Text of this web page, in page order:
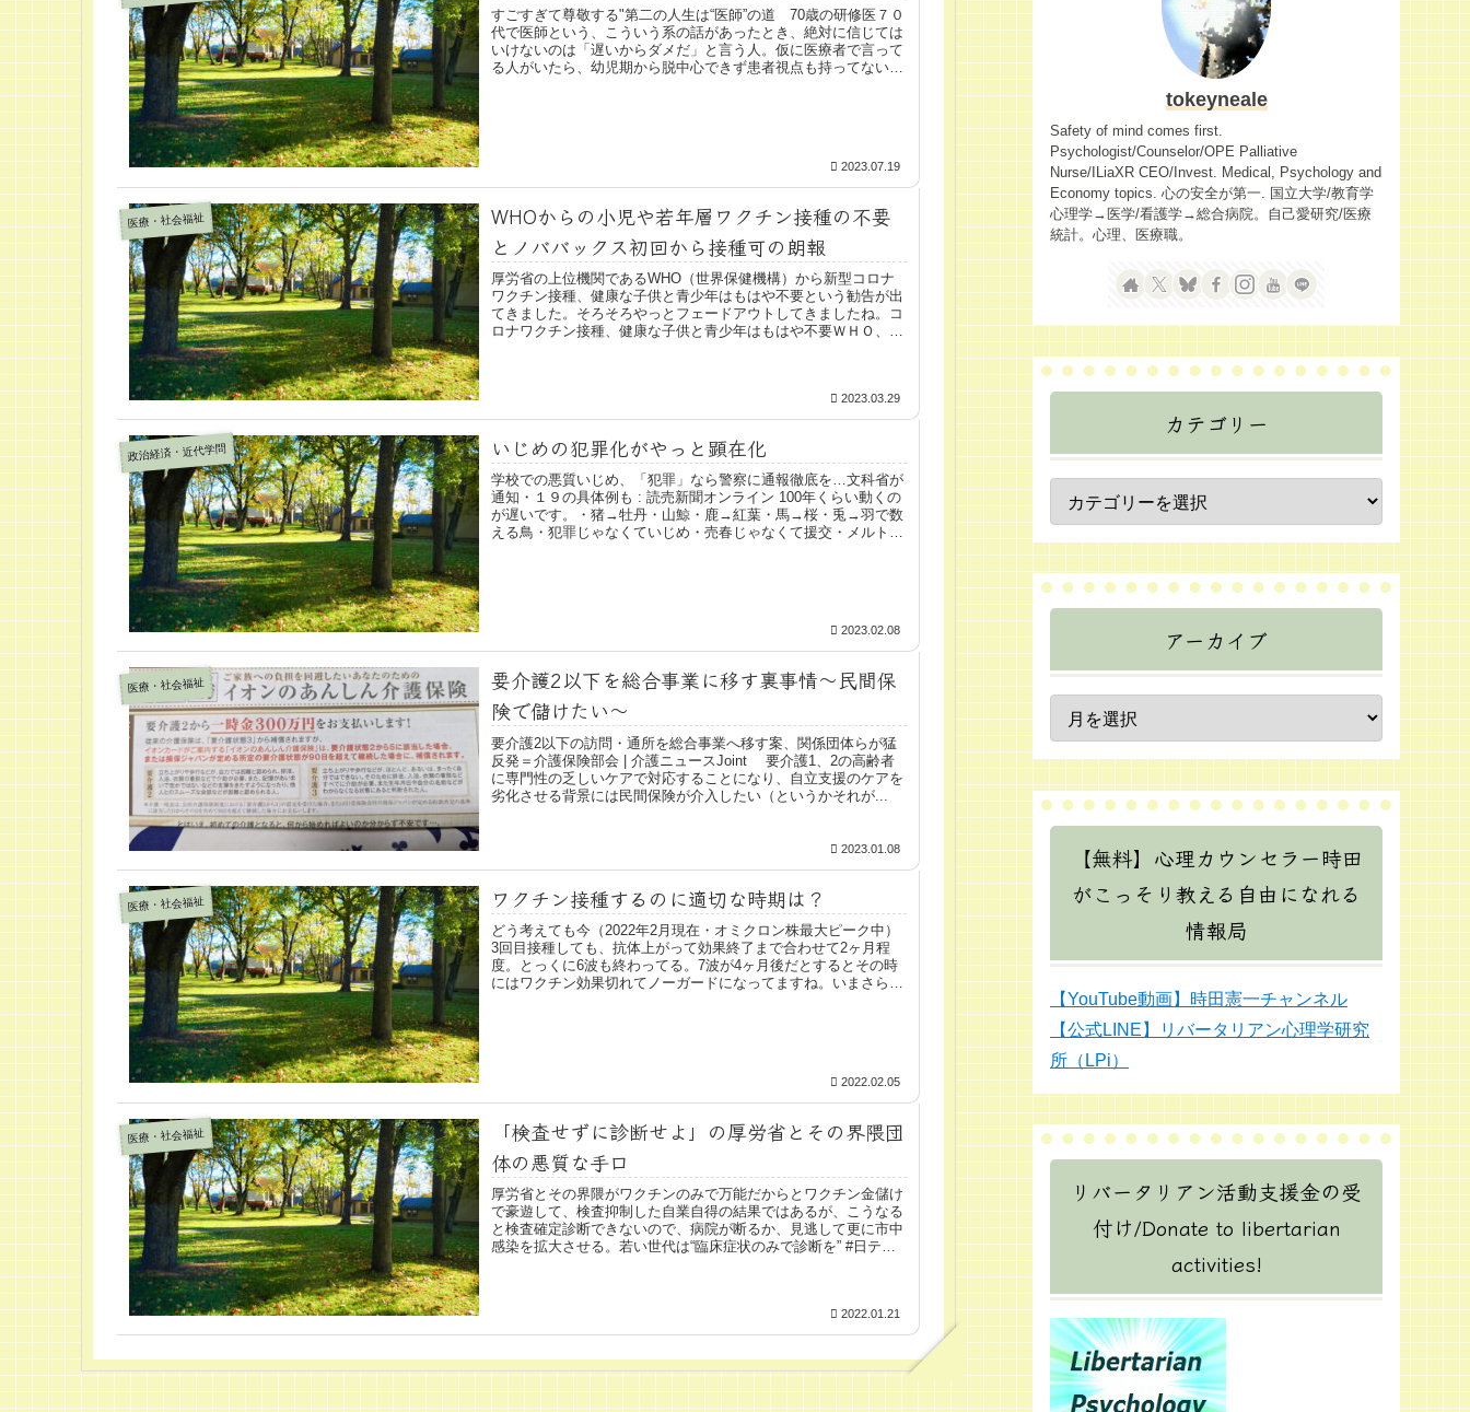
すごすぎて尊敬する"第二の人生は“医師”の道 70歳の研修医７０
代で医師という、こういう系の話があったとき、絶対に信じては
いけないのは「遅いからダメだ」と言う人。仮に医療者で言って
る人がいたら、幼児期から脱中心できず患者視点も持ってないの
2023.07.19
医療・社会福祉
WHOからの小児や若年層ワクチン接種の不要
とノババックス初回から接種可の朗報
厚労省の上位機関であるWHO（世界保健機構）から新型コロナ
ワクチン接種、健康な子供と青少年はもはや不要という勧告が出
てきました。そろそろやっとフェードアウトしてきましたね。コ
ロナワクチン接種、健康な子供と青少年はもはや不要ＷＨＯ、コ
2023.03.29
政治経済・近代学問 いじめの犯罪化がやっと顕在化
学校での悪質いじめ、「犯罪」なら警察に通報徹底を…文科省が
通知・１９の具体例も : 読売新聞オンライン 100年くらい動くの
が遅いです。・猪→牡丹・山鯨・鹿→紅葉・馬→桜・兎→羽で数
える鳥・犯罪じゃなくていじめ・売春じゃなくて援交・メルト
2023.02.08
医療・社会福祉
要介護2以下を総合事業に移す裏事情～民間保
険で儲けたい～
要介護2以下の訪問・通所を総合事業へ移す案、関係団体らが猛
反発＝介護保険部会 | 介護ニュースJoint 要介護1、2の高齢者
に専門性の乏しいケアで対応することになり、自立支援のケアを
劣化させる背景には民間保険が介入したい（というかそれが...
2023.01.08
医療・社会福祉 ワクチン接種するのに適切な時期は？
どう考えても今（2022年2月現在・オミクロン株最大ピーク中）
3回目接種しても、抗体上がって効果終了まで合わせて2ヶ月程
度。とっくに6波も終わってる。7波が4ヶ月後だとするとその時
にはワクチン効果切れてノーガードになってますね。いまさら遅
2022.02.05
医療・社会福祉
「検査せずに診断せよ」の厚労省とその界隈団
体の悪質な手口
厚労省とその界隈がワクチンのみで万能だからとワクチン金儲け
で豪遊して、検査抑制した自業自得の結果ではあるが、こうなる
と検査確定診断できないので、病院が断るか、見逃して更に市中
感染を拡大させる。若い世代は“臨床症状のみで診断を” #日テレ
2022.01.21
tokeyneale
Safety of mind comes first.
Psychologist/Counselor/OPE Palliative
Nurse/ILiaXR CEO/Invest. Medical, Psychology and
Economy topics. 心の安全が第一. 国立大学/教育学
心理学→医学/看護学→総合病院。自己愛研究/医療
統計。心理、医療職。
カテゴリー
アーカイブ
【無料】心理カウンセラー時田
がこっそり教える自由になれる
情報局
【YouTube動画】時田憲一チャンネル
【公式LINE】リバータリアン心理学研究
所（LPi）
リバータリアン活動支援金の受
付け/Donate to libertarian
activities!